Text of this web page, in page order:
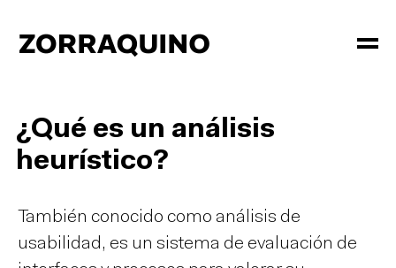
¿Qué es un análisis
heurístico?
También conocido como análisis de
usabilidad, es un sistema de evaluación de